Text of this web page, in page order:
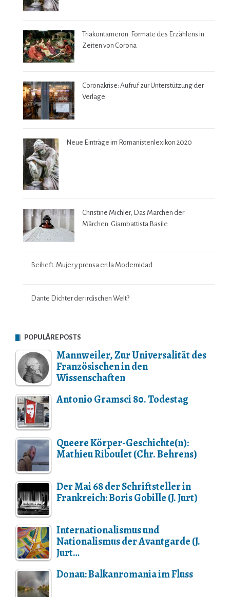
Triakontameron: Formate des Erzählens in
Zeiten von Corona
Coronakrise: Aufruf zur Unterstützung der
Verlage
Neue Einträge im Romanistenlexikon 2020
Christine Michler, Das Märchen der
Märchen: Giambattista Basile
Beiheft: Mujer y prensa en la Modernidad
Dante Dichter der irdischen Welt?
POPULÄRE POSTS
Mannweiler, Zur Universalität des
Französischen in den
Wissenschaften
Antonio Gramsci 80. Todestag
Queere Körper-Geschichte(n):
Mathieu Riboulet (Chr. Behrens)
Der Mai 68 der Schriftsteller in
Frankreich: Boris Gobille (J. Jurt)
Internationalismus und
Nationalismus der Avantgarde (J.
Jurt…
Donau: Balkanromania im Fluss